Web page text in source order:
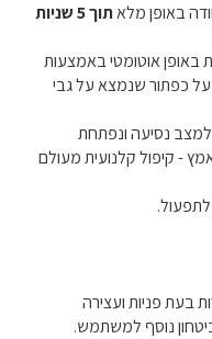
באופן מלאתוך 5 שניות
אוטומטי באמצעות
כפתור שנמצא על גבי
נסיעה ונפתחת
- קיפול קלנועית מעולם
בעת פניות ועצירה
נוסף למשתמש.